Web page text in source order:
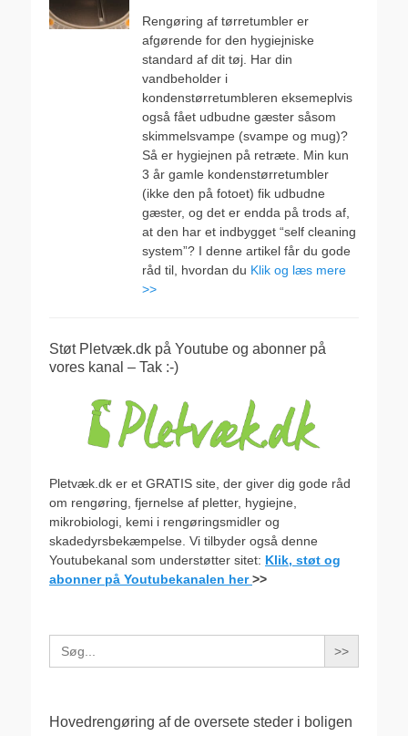
Rengøring af tørretumbler er
afgørende for den hygiejniske
standard af dit tøj. Har din
vandbeholder i
kondenstørretumbleren eksemeplvis
også fået udbudne gæster såsom
skimmelsvampe (svampe og mug)?
Så er hygiejnen på retræte. Min kun
3 år gamle kondenstørretumbler
(ikke den på fotoet) fik udbudne
gæster, og det er endda på trods af,
at den har et indbygget “self cleaning
system”? I denne artikel får du gode
råd til, hvordan du Klik og læs mere
>>
Støt Pletvæk.dk på Youtube og abonner på
vores kanal – Tak :-)
Pletvæk.dk er et GRATIS site, der giver dig gode råd
om rengøring, fjernelse af pletter, hygiejne,
mikrobiologi, kemi i rengøringsmidler og
skadedyrsbekæmpelse. Vi tilbyder også denne
Youtubekanal som understøtter sitet: Klik, støt og
abonner på Youtubekanalen her>>
Search
for:
Hovedrengøring af de oversete steder i boligen